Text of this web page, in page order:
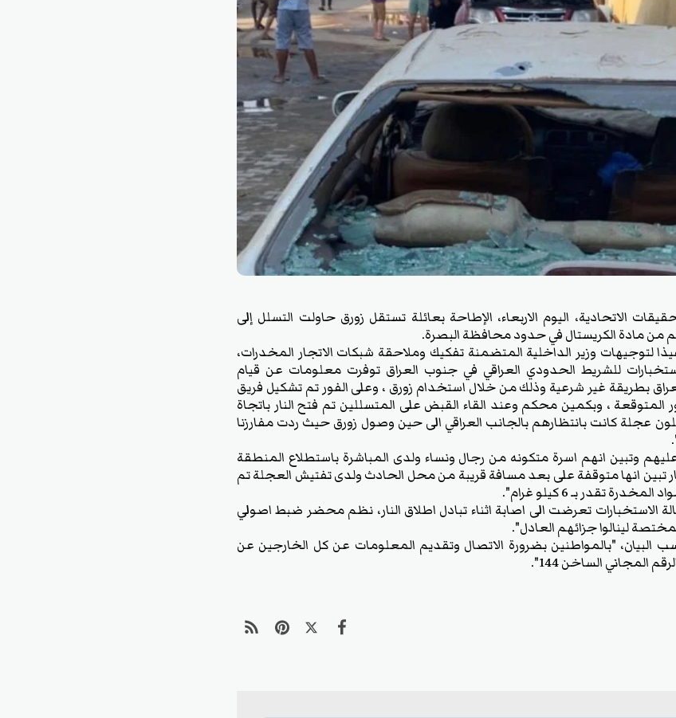
الاتحادية، اليوم الاربعاء، الإطاحة بعائلة تستقل زورق حاولت التسلل إلى
لتوجيهات وزير الداخلية المتضمنة تفكيك وملاحقة شبكات الاتجار المخدرات،
للشريط الحدودي العراقي في جنوب العراق توفرت معلومات عن قيام
بطريقة غير شرعية وذلك من خلال استخدام زورق ، وعلى الفور تم تشكيل فريق
المتوقعة ، وبكمين محكم وعند القاء القبض على المتسللين تم فتح النار باتجاة
عجلة كانت بانتظارهم بالجانب العراقي الى حين وصول زورق حيث ردت مفارزنا
وتبين انهم اسرة متكونه من رجال ونساء ولدى المباشرة باستطلاع المنطقة
تبين انها متوقفة على بعد مسافة قريبة من محل الحادث ولدى تفتيش العجلة تم
تقدر بـ 6 كيلو غرام".
الاستخبارات تعرضت الى اصابة اثناء تبادل اطلاق النار، نظم محضر ضبط اصولي
لينالوا جزائهم العادل".
البيان، "بالمواطنين بضرورة الاتصال وتقديم المعلومات عن كل الخارجين عن
المجاني الساخن 144".